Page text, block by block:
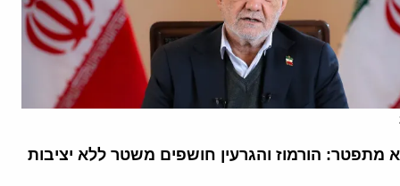
מתפטר: הורמוז והגרעין חושפים משטר ללא יציבות